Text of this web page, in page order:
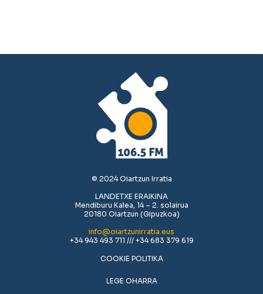
© 2024 Oiartzun Irratia
LANDETXE ERAIKINA
Mendiburu Kalea, 14 – 2. solairua
20180 Oiartzun (Gipuzkoa)
info@oiartzunirratia.eus
+34 943 493 711 /// +34 683 379 619
COOKIE POLITIKA
LEGE OHARRA